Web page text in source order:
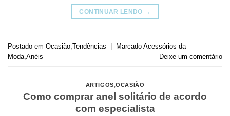
CONTINUAR LENDO →
Postado em Ocasião Tendências Marcado Acessórios da
Moda Anéis Deixe um comentário
ARTIGOS,OCASIÃO
Como comprar anel solitário de acordo
com especialista